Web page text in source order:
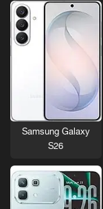
Samsung Galaxy
S26